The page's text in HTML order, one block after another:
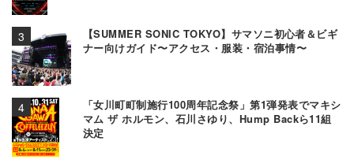
【SUMMER SONIC TOKYO】サマソニ初心者＆ビギ
ナー向けガイド〜アクセス・服装・宿泊事情〜
「女川町町制施行100周年記念祭」第1弾発表でマキシ
マム ザ ホルモン、石川さゆり、Hump Backら11組
決定